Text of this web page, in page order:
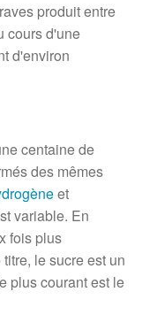
produit entre
cours d'une
d'environ
centaine de
des mêmes
et
variable. En
fois plus
le sucre est un
plus courant est le